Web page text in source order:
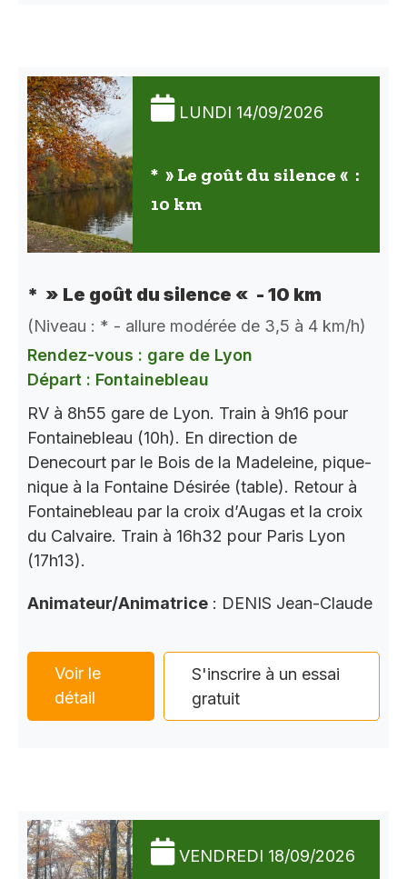
LUNDI 14/09/2026
* » Le goût du silence « :
10 km
* » Le goût du silence « - 10 km
(Niveau : * - allure modérée de 3,5 à 4 km/h)
Rendez-vous : gare de Lyon
Départ : Fontainebleau
RV à 8h55 gare de Lyon. Train à 9h16 pour
Fontainebleau (10h). En direction de
Denecourt par le Bois de la Madeleine, pique-
nique à la Fontaine Désirée (table). Retour à
Fontainebleau par la croix d’Augas et la croix
du Calvaire. Train à 16h32 pour Paris Lyon
(17h13).
Animateur/Animatrice : DENIS Jean-Claude
Voir le
détail
S'inscrire à un essai
gratuit
VENDREDI 18/09/2026